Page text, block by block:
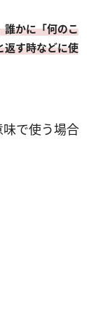
誰かに「何のこ
返す時などに使
味で使う場合